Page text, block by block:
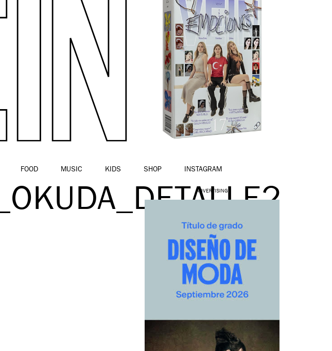
FOOD MUSIC KIDS SHOP INSTAGRAM
ADVERTISING